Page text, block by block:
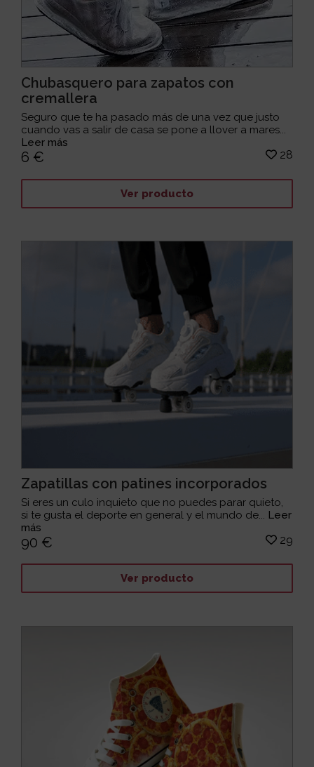
Chubasquero para zapatos con
cremallera
Seguro que te ha pasado más de una vez que justo
cuando vas a salir de casa se pone a llover a mares...
Leer más
6 € 28
Ver producto
Zapatillas con patines incorporados
Si eres un culo inquieto que no puedes parar quieto,
si te gusta el deporte en general y el mundo de... Leer
más
90 € 29
Ver producto